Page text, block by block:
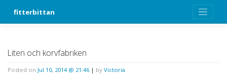
fitterbittan
Liten och korvfabriken
Posted on Jul 10, 2014 @ 21:46 | by Victoria